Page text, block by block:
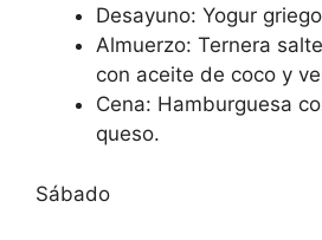
Desayuno: Yogur
Almuerzo: Ternera
con aceite de coco y
Cena: Hamburguesa
queso.
Sábado